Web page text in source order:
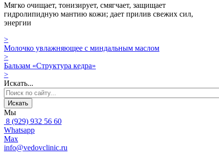
Мягко очищает, тонизирует, смягчает, защищает
гидролипидную мантию кожи; дает прилив свежих сил,
энергии
>
Молочко увлажняющее с миндальным маслом
>
Бальзам «Структура кедра»
>
Искать...
Искать
Мы
8 (929) 932 56 60
Whatsapp
Max
info@vedovclinic.ru